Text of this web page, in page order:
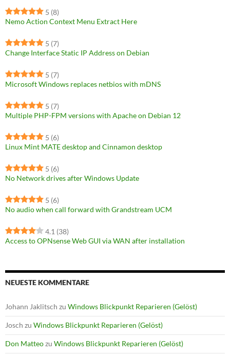
5 (8)
Nemo Action Context Menu Extract Here
5 (7)
Change Interface Static IP Address on Debian
5 (7)
Microsoft Windows replaces netbios with mDNS
5 (7)
Multiple PHP-FPM versions with Apache on Debian 12
5 (6)
Linux Mint MATE desktop and Cinnamon desktop
5 (6)
No Network drives after Windows Update
5 (6)
No audio when call forward with Grandstream UCM
4.1 (38)
Access to OPNsense Web GUI via WAN after installation
NEUESTE KOMMENTARE
Johann Jaklitsch zu Windows Blickpunkt Reparieren (Gelöst)
Josch zu Windows Blickpunkt Reparieren (Gelöst)
Don Matteozu Windows Blickpunkt Reparieren (Gelöst)